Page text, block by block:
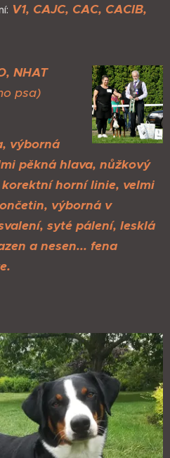
V1, CAJC, CAC, CACIB,
NHAT
psa)
výborná
pěkná hlava, nůžkový
horní linie, velmi
výborná v
syté pálení, lesklá
a nesen... fena
e.